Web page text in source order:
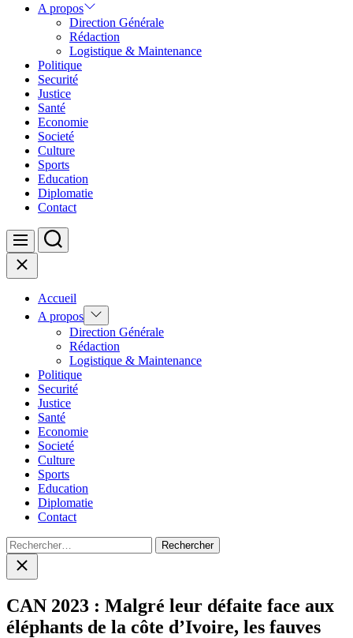
A propos
Direction Générale
Rédaction
Logistique & Maintenance
Politique
Securité
Justice
Santé
Economie
Societé
Culture
Sports
Education
Diplomatie
Contact
Menu Search
Close
Accueil
A propos Show
sub
menu
Direction Générale
Rédaction
Logistique & Maintenance
Politique
Securité
Justice
Santé
Economie
Societé
Culture
Sports
Education
Diplomatie
Contact
Rechercher :
Close
search
CAN 2023 : Malgré leur défaite face aux
éléphants de la côte d’Ivoire, les fauves